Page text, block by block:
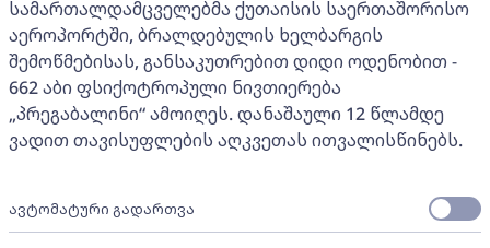
სამართალდამცველებმა ქუთაისის საერთაშორისო
აეროპორტში, ბრალდებულის ხელბარგის
შემოწმებისას, განსაკუთრებით დიდი ოდენობით -
662 აბი ფსიქოტროპული ნივთიერება
„პრეგაბალინი“ ამოიღეს. დანაშაული 12 წლამდე
ვადით თავისუფლების აღკვეთას ითვალისწინებს.
ავტომატური გადართვა